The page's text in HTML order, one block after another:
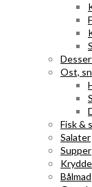
Ost,
Fisk &
Salater
Supper
Bålmad